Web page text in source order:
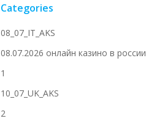
Categories
08_07_IT_AKS
08.07.2026 онлайн казино в россии
1
10_07_UK_AKS
2